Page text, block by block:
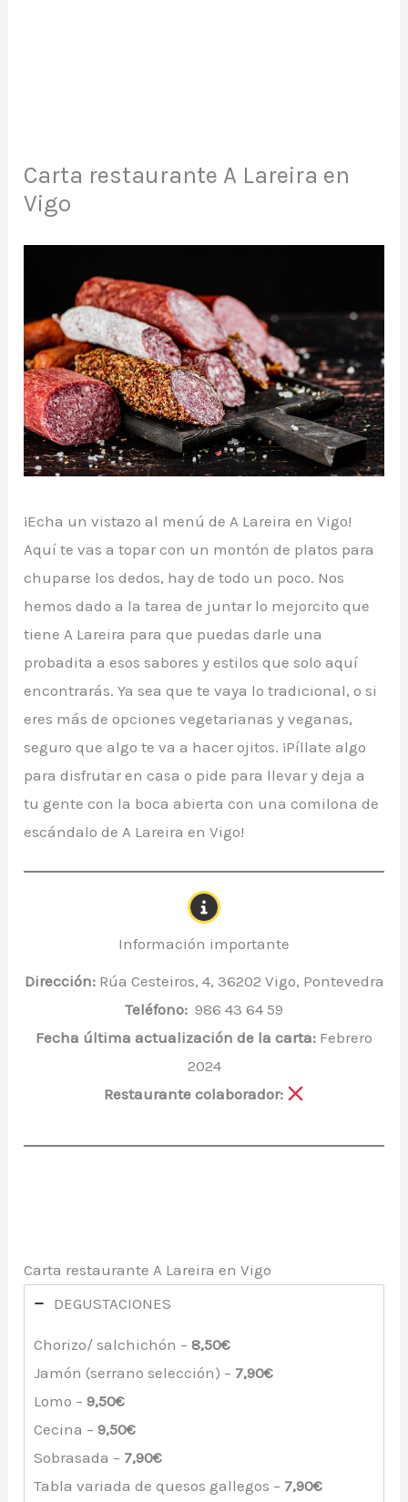
Carta restaurante A Lareira en
Vigo
¡Echa un vistazo al menú de A Lareira en Vigo!
Aquí te vas a topar con un montón de platos para
chuparse los dedos, hay de todo un poco. Nos
hemos dado a la tarea de juntar lo mejorcito que
tiene A Lareira para que puedas darle una
probadita a esos sabores y estilos que solo aquí
encontrarás. Ya sea que te vaya lo tradicional, o si
eres más de opciones vegetarianas y veganas,
seguro que algo te va a hacer ojitos. ¡Píllate algo
para disfrutar en casa o pide para llevar y deja a
tu gente con la boca abierta con una comilona de
escándalo de A Lareira en Vigo!
Información importante
Dirección:Rúa Cesteiros, 4, 36202 Vigo, Pontevedra
Teléfono: 986 43 64 59
Fecha última actualización de la carta: Febrero
2024
Restaurante colaborador:
Carta restaurante A Lareira en Vigo
DEGUSTACIONES
Chorizo/ salchichón –8,50€
Jamón (serrano selección) – 7,90€
Lomo –9,50€
Cecina –9,50€
Sobrasada – 7,90€
Tabla variada de quesos gallegos – 7,90€